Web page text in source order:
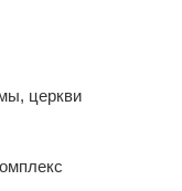
церкви